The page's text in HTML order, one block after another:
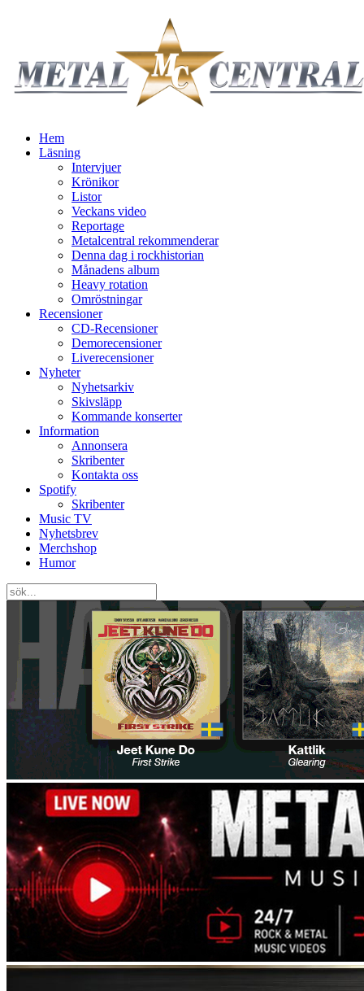
Hem
Läsning
Intervjuer
Krönikor
Listor
Veckans video
Reportage
Metalcentral rekommenderar
Denna dag i rockhistorian
Månadens album
Heavy rotation
Omröstningar
Recensioner
CD-Recensioner
Demorecensioner
Liverecensioner
Nyheter
Nyhetsarkiv
Skivsläpp
Kommande konserter
Information
Annonsera
Skribenter
Kontakta oss
Spotify
Skribenter
Music TV
Nyhetsbrev
Merchshop
Humor